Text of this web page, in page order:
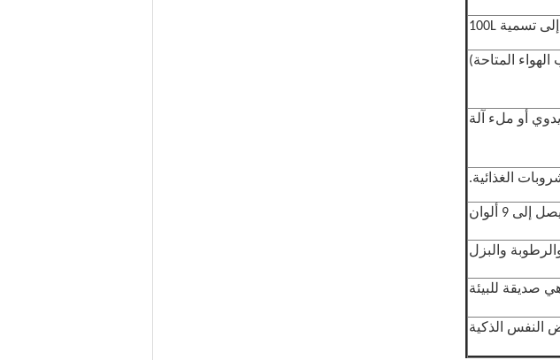
المتاحة)
أو ملء آلة
والبزل
صديقة للبيئة
النفس الذكية